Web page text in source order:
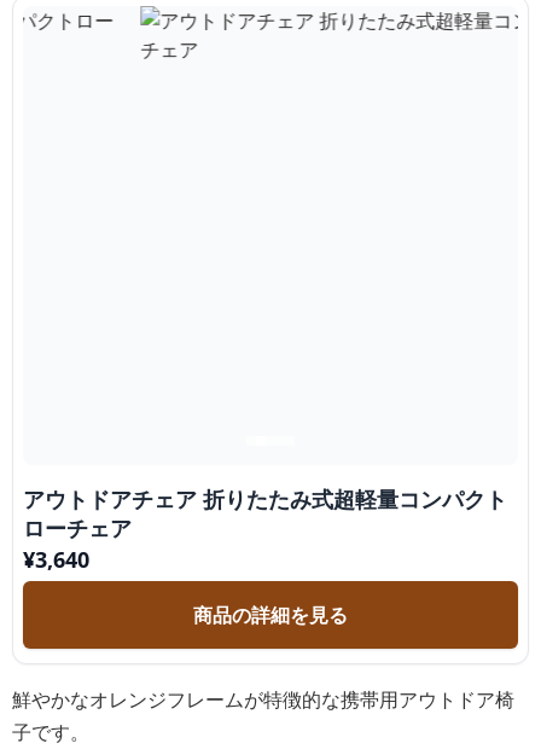
アウトドアチェア 折りたたみ式超軽量コンパクト
ローチェア
¥3,640
商品の詳細を見る
鮮やかなオレンジフレームが特徴的な携帯用アウトドア椅
子です。